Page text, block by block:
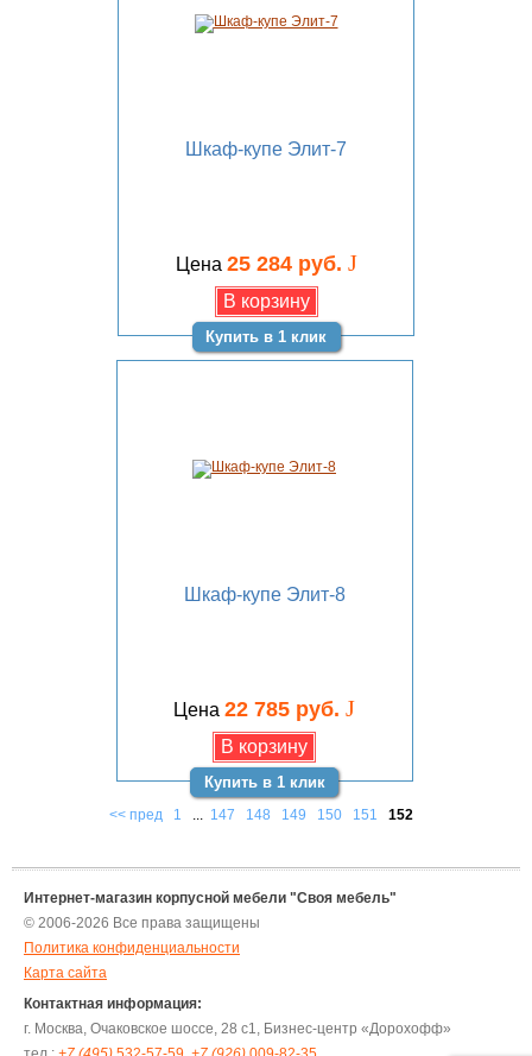
Шкаф-купе Элит-7
Цена 25 284 руб. J
Купить в 1 клик
Шкаф-купе Элит-8
Цена 22 785 руб. J
Купить в 1 клик
<< пред 1 ... 147 148 149 150 151 152
Интернет-магазин корпусной мебели "Своя мебель"
© 2006-2026 Все права защищены
Политика конфиденциальности
Карта сайта
Контактная информация:
г. Москва, Очаковское шоссе, 28 с1, Бизнес-центр «Дорохофф»